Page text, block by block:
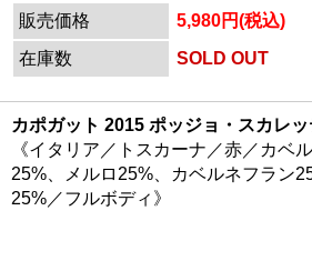
販売価格
5,980円(税込)
在庫数
SOLD OUT
カポガット 2015 ポッジョ・スカレッ
《イタリア／トスカーナ／赤／カベ
25%、メルロ25%、カベルネフラン
25%／フルボディ》